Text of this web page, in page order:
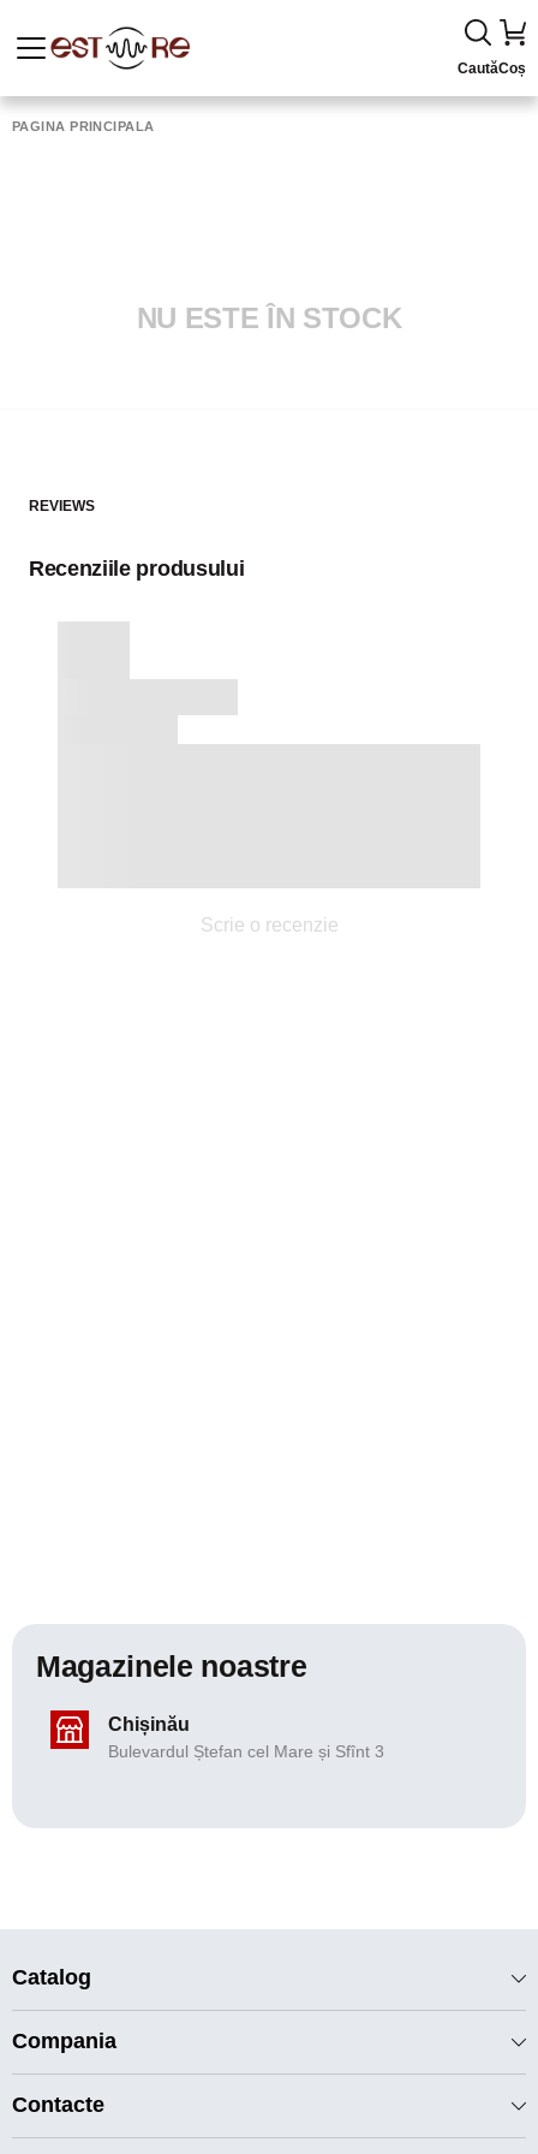
CautăCoș
PAGINA PRINCIPALĂ
NU ESTE ÎN STOCK
REVIEWS
Recenziile produsului
Scrie o recenzie
Magazinele noastre
Chișinău
Bulevardul Ștefan cel Mare și Sfînt 3
Catalog
Compania
Contacte